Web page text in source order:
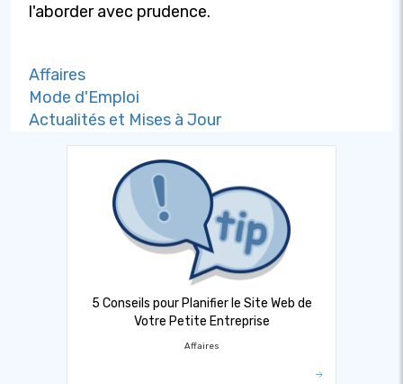
l'aborder avec prudence.
Affaires
Mode d'Emploi
Actualités et Mises à Jour
5 Conseils pour Planifier le Site Web de
Votre Petite Entreprise
Affaires